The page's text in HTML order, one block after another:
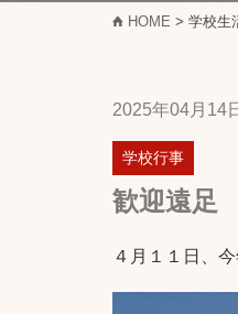
HOME > 学校生
2025年04月14
学校行事
歓迎遠足
４月１１日、